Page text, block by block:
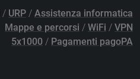
/ URP / Assistenza informatica
Mappe e percorsi / WiFi / VPN
5x1000 / Pagamenti pagoPA